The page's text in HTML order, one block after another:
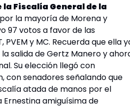
Fiscalía General de la
la mayoría de Morena y
97 votos a favor de las
PVEM y MC. Recuerda que ella
salida de Gertz Manero y
Su elección llegó con
con senadores señalando que
atada de manos por el
Ernestina amiguísima de